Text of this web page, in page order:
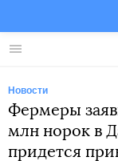
Меню
Новости
Фермеры
млн норок в
придется